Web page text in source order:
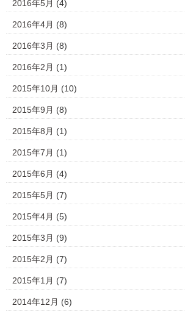
2016年5月 (4)
2016年4月 (8)
2016年3月 (8)
2016年2月 (1)
2015年10月 (10)
2015年9月 (8)
2015年8月 (1)
2015年7月 (1)
2015年6月 (4)
2015年5月 (7)
2015年4月 (5)
2015年3月 (9)
2015年2月 (7)
2015年1月 (7)
2014年12月 (6)